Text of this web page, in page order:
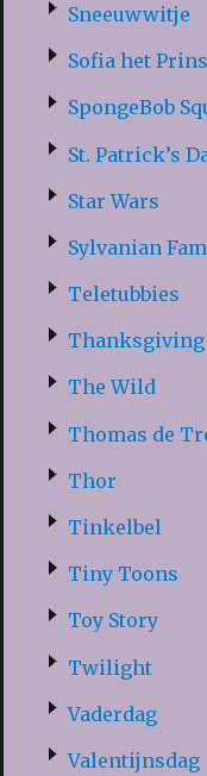
Sneeuwwitje
Sofia het
SpongeBob
St. Patrick’s
Star Wars
Sylvanian
Teletubbies
Thanksgiving
The Wild
Thomas de
Thor
Tinkelbel
Tiny Toons
Toy Story
Twilight
Vaderdag
Valentijnsdag